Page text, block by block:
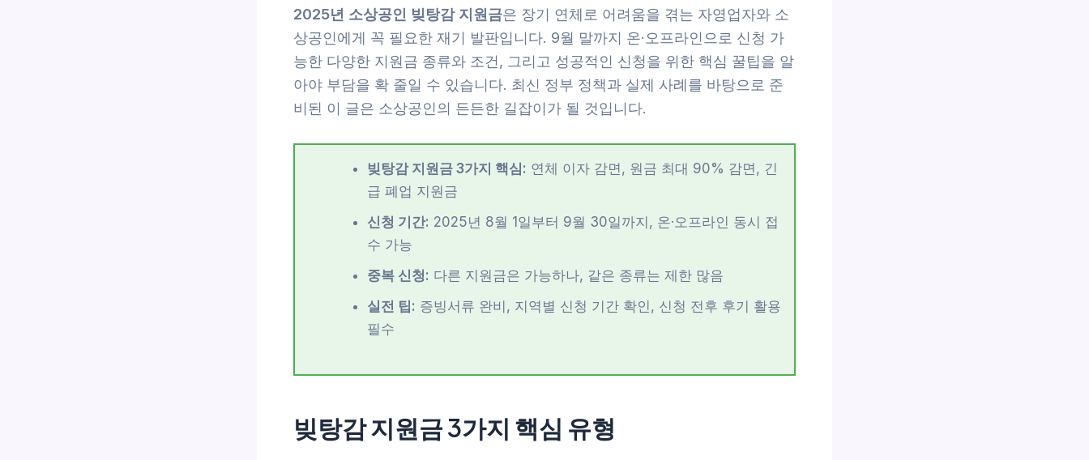
2025년 소상공인 빚탕감 지원금은 장기 연체로 어려움을 겪는 자영업자와 소
상공인에게 꼭 필요한 재기 발판입니다. 9월 말까지 온·오프라인으로 신청 가
능한 다양한 지원금 종류와 조건, 그리고 성공적인 신청을 위한 핵심 꿀팁을 알
아야 부담을 확 줄일 수 있습니다. 최신 정부 정책과 실제 사례를 바탕으로 준
비된 이 글은 소상공인의 든든한 길잡이가 될 것입니다.
빚탕감 지원금 3가지 핵심: 연체 이자 감면, 원금 최대 90% 감면, 긴
급 폐업 지원금
신청 기간: 2025년 8월 1일부터 9월 30일까지, 온·오프라인 동시 접
수 가능
중복 신청: 다른 지원금은 가능하나, 같은 종류는 제한 많음
실전 팁: 증빙서류 완비, 지역별 신청 기간 확인, 신청 전후 후기 활용
필수
빚탕감 지원금 3가지 핵심 유형